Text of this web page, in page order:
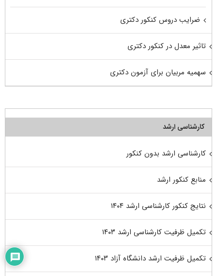
ضرایب دروس کنکور دکتری
تاثیر معدل در کنکور دکتری
سهمیه مربیان برای آزمون دکتری
کارشناسی ارشد
کارشناسی ارشد بدون کنکور
منابع کنکور ارشد
نتایج کنکور کارشناسی ارشد ۱۴۰۴
تکمیل ظرفیت کارشناسی ارشد ۱۴۰۳
تکمیل ظرفیت ارشد دانشگاه آزاد ۱۴۰۳